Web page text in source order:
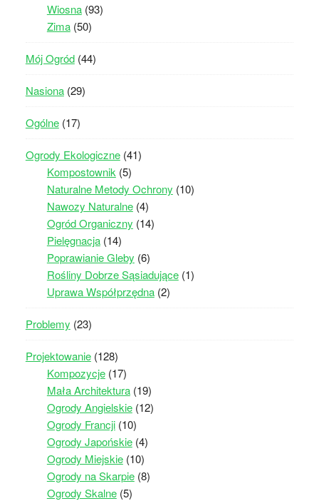
Wiosna(93)
Zima(50)
Mój Ogród(44)
Nasiona(29)
Ogólne(17)
Ogrody Ekologiczne(41)
Kompostownik (5)
Naturalne Metody Ochrony (10)
Nawozy Naturalne(4)
Ogród Organiczny (14)
Pielęgnacja(14)
Poprawianie Gleby (6)
Rośliny Dobrze Sąsiadujące(1)
Uprawa Współprzędna(2)
Problemy (23)
Projektowanie(128)
Kompozycje(17)
Mała Architektura(19)
Ogrody Angielskie(12)
Ogrody Francji(10)
Ogrody Japońskie(4)
Ogrody Miejskie(10)
Ogrody na Skarpie(8)
Ogrody Skalne(5)